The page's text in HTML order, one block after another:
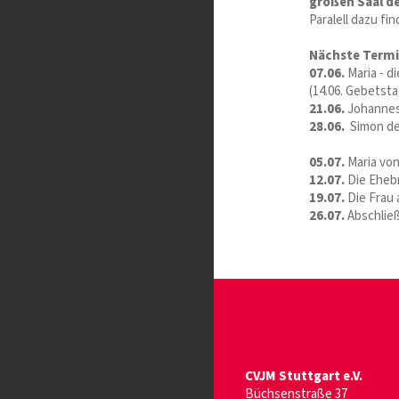
Paralell dazu
Nächste
07.06.Maria -
(14.06.
21.06.
28.06. Simon
05.07.Maria
12.07.Die
19.07.Die Frau
26.07.
CVJM Stuttgart e.V.
Büchsenstraße 37